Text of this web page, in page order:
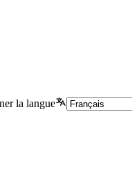
la langue